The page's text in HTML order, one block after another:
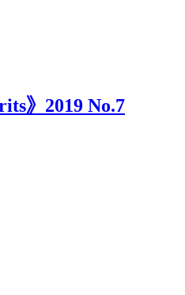
》2019 No.7